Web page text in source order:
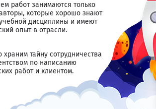
работ занимаются только
которые хорошо знают
дисциплины и имеют
опыт в отрасли.
храним тайну сотрудничества
по написанию
работ и клиентом.